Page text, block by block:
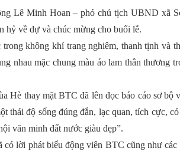
Lê Minh Hoan – phó chủ tịch UBND xã
hỷ về dự và chúc mừng cho buổi lễ.
không khí trang nghiêm, thanh tịnh và
nhau mặc chung màu áo lam thân thương
thay mặt BTC đã lên đọc báo cáo sơ bộ
thái độ sống đúng đắn, lạc quan, tích cực,
văn minh đất nước giàu đẹp”.
lời phát biểu động viên BTC cũng như các